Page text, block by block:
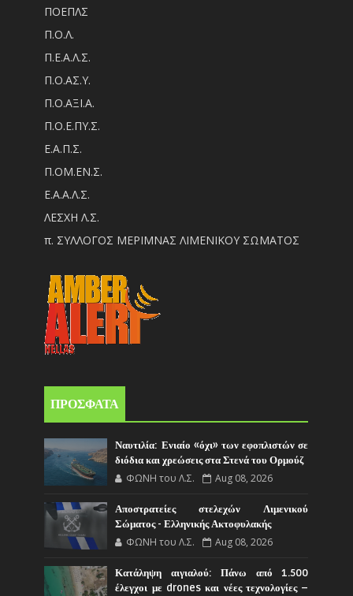
ΠΟΕΠΛΣ
Π.Ο.Λ.
Π.Ε.Α.Λ.Σ.
Π.Ο.ΑΣ.Υ.
Π.Ο.ΑΞΙ.Α.
Π.Ο.Ε.ΠΥ.Σ.
Ε.Α.Π.Σ.
Π.ΟM.EN.Σ.
Ε.Α.Α.Λ.Σ.
ΛΕΣΧΗ Λ.Σ.
π. ΣΥΛΛΟΓΟΣ ΜΕΡΙΜΝΑΣ ΛΙΜΕΝΙΚΟΥ ΣΩΜΑΤΟΣ
ΠΡΟΣΦΑΤΑ
Ναυτιλία: Ενιαίο «όχι» των εφοπλιστών σε
διόδια και χρεώσεις στα Στενά του Ορμούζ
ΦΩΝΗ του Λ.Σ. Aug 08, 2026
Αποστρατείες στελεχών Λιμενικού
Σώματος - Ελληνικής Ακτοφυλακής
ΦΩΝΗ του Λ.Σ. Aug 08, 2026
Κατάληψη αιγιαλού: Πάνω από 1.500
έλεγχοι με drones και νέες τεχνολογίες –